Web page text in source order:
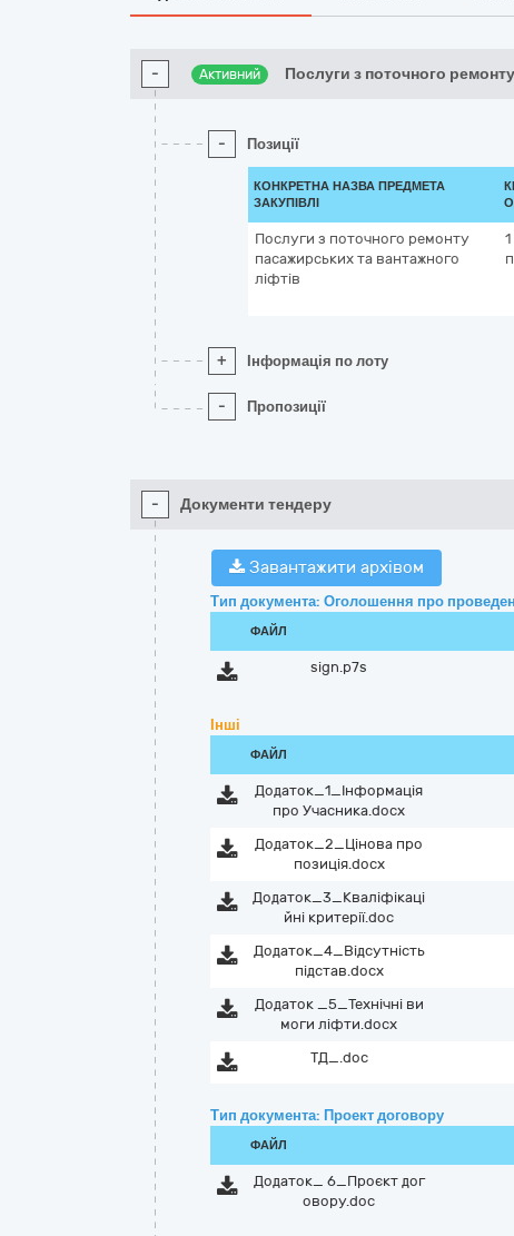
- Активний Послуги з поточного
- Позиції
КОНКРЕТНА НАЗВА ПРЕДМЕТА
ЗАКУПІВЛІ
Послуги з поточного ремонту
пасажирських та вантажного
ліфтів
1
+ Інформація по лоту
- Пропозиції
- Документи тендеру
Завантажити архівом
Тип документа: Оголошення про
ФАЙЛ
sign.p7s
Інші
ФАЙЛ
Додаток_1_Інформація
про Учасника.docx
Додаток_2_Цінова про
позиція.docx
Додаток_3_Кваліфікаці
йні критерії.doc
Додаток_4_Відсутність
підстав.docx
Додаток _5_Технічні ви
моги ліфти.docx
ТД_.doc
Тип документа: Проект договору
ФАЙЛ
Додаток_ 6_Проєкт дог
овору.doc